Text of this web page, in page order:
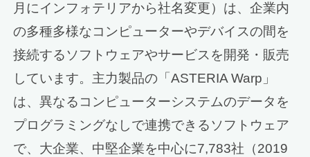
月にインフォテリアから社名変更）は、企業内
の多種多様なコンピューターやデバイスの間を
接続するソフトウェアやサービスを開発・販売
しています。主力製品の「ASTERIA Warp」
は、異なるコンピューターシステムのデータを
プログラミングなしで連携できるソフトウェア
で、大企業、中堅企業を中心に7,783社（2019